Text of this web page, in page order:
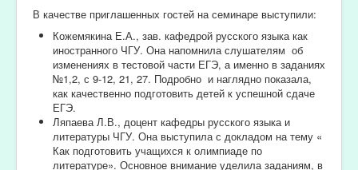
В качестве приглашенных гостей на семинаре выступили:
Кожемякина Е.А., зав. кафедрой русского языка как
иностранного ЧГУ. Она напомнила слушателям об
изменениях в тестовой части ЕГЭ, а именно в заданиях
№1,2, с 9-12, 21, 27. Подробно и наглядно показала,
как качественно подготовить детей к успешной сдаче
ЕГЭ.
Ляпаева Л.В., доцент кафедры русского языка и
литературы ЧГУ. Она выступила с докладом на тему «
Как подготовить учащихся к олимпиаде по
литературе». Основное внимание уделила заданиям, в